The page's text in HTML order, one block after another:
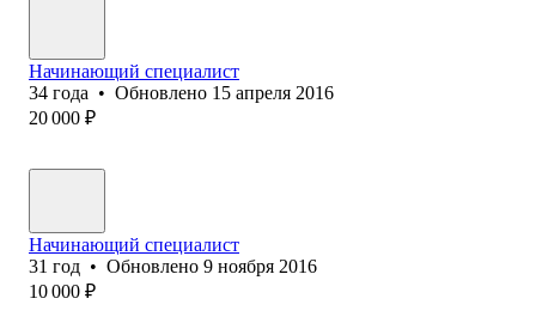
Начинающий специалист
34 года • Обновлено 15 апреля 2016
20 000 ₽
Начинающий специалист
31 год • Обновлено 9 ноября 2016
10 000 ₽